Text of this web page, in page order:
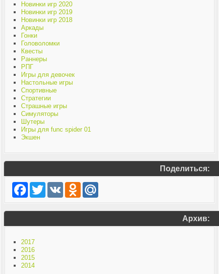
Новинки игр 2020
Новинки игр 2019
Новинки игр 2018
Аркады
Гонки
Головоломки
Квесты
Раннеры
РПГ
Игры для девочек
Настольные игры
Спортивные
Стратегии
Страшные игры
Симуляторы
Шутеры
Игры для func spider 01
Экшен
Поделиться:
Facebook
TwitterVK Odnoklassniki
Mail.Ru
Архив:
2017
2016
2015
2014